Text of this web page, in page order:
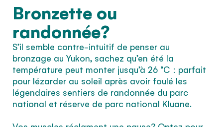
Bronzette ou
randonnée?
S’il semble contre-intuitif de penser au
bronzage au Yukon, sachez qu’en été la
température peut monter jusqu’à 26 °C : parfait
pour lézarder au soleil après avoir foulé les
légendaires sentiers de randonnée du parc
national et réserve de parc national Kluane.